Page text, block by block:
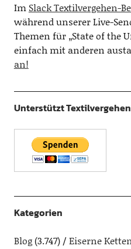
Im Slack Textilvergehen-
während unserer Live-
Themen für „State of the
einfach mit anderen
an!
Unterstützt
Kategorien
Blog(3.747) Eiserne